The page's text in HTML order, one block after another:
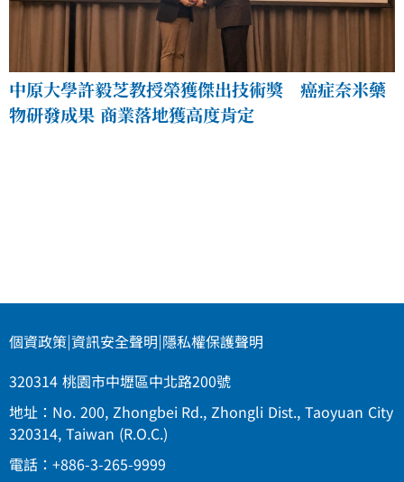
中原大學許毅芝教授榮獲傑出技術獎 癌症奈米藥
物研發成果 商業落地獲高度肯定
個資政策|資訊安全聲明|隱私權保護聲明
320314 桃園市中壢區中北路200號
地址：No. 200, Zhongbei Rd., Zhongli Dist., Taoyuan City
320314, Taiwan (R.O.C.)
電話：+886-3-265-9999